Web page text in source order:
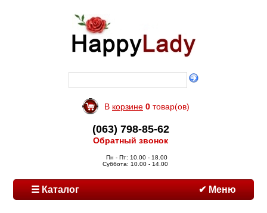
В корзине 0 товар(ов)
(063) 798-85-62
Обратный звонок
Пн - Пт: 10.00 - 18.00
Суббота: 10.00 - 14.00
☰ Каталог ✔ Меню